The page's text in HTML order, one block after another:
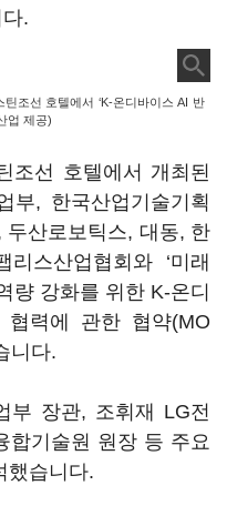
.
조선 호텔에서 ‘K-온디바이스 AI 반
업 제공)
조선 호텔에서 개최된
부, 한국산업기술기획
두산로보틱스, 대동, 한
스산업협회와 ‘미래
량 강화를 위한 K-온디
력에 관한 협약(MO
니다.
부 장관, 조휘재 LG전
합기술원 원장 등 주요
했습니다.